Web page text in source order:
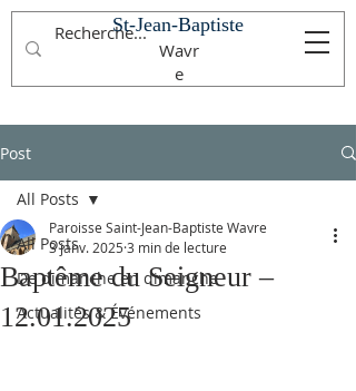
St-Jean-Baptiste
Wavr
e
Post
All Posts
De dimanche en dimanche
Actualités & Événements
All Posts
Baptême du Seigneur –
12.01.2025
Paroisse Saint-Jean-Baptiste Wavre
3 janv. 2025 3 min de lecture